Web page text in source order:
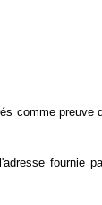
comme preuve
fournie